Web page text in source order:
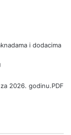
i dodacima
2026. godinu.PDF